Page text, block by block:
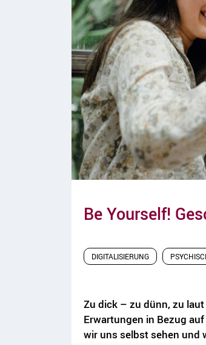
Be Yourself!
DIGITALISIERUNG
Zu dick – zu dünn, zu
Erwartungen in Bezug
wir uns selbst sehen und